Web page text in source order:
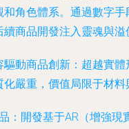
角色體系。通過數字
商品開發注入靈魂與溢
驅動商品創新：超越實體
嚴重，價值局限于材
：開發基于AR（增強